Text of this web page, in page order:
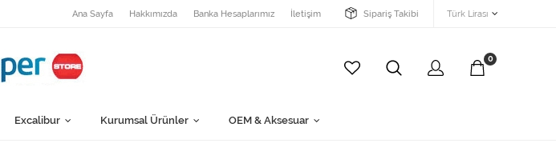
Türk Lirası
Ana Sayfa Hakkımızda Banka Hesaplarımız İletişim Sipariş Takibi
0
Excalibur Kurumsal Ürünler OEM & Aksesuar